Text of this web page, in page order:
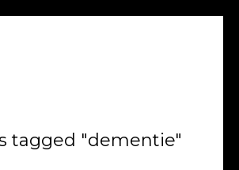
tagged "dementie"